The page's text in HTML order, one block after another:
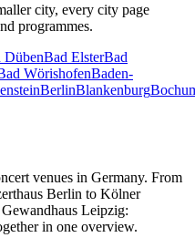
city, every city page
programmes.
DübenBad ElsterBad
WörishofenBaden-
BerlinBlankenburg
venues in Germany. From
Berlin to Kölner
Leipzig:
in one overview.